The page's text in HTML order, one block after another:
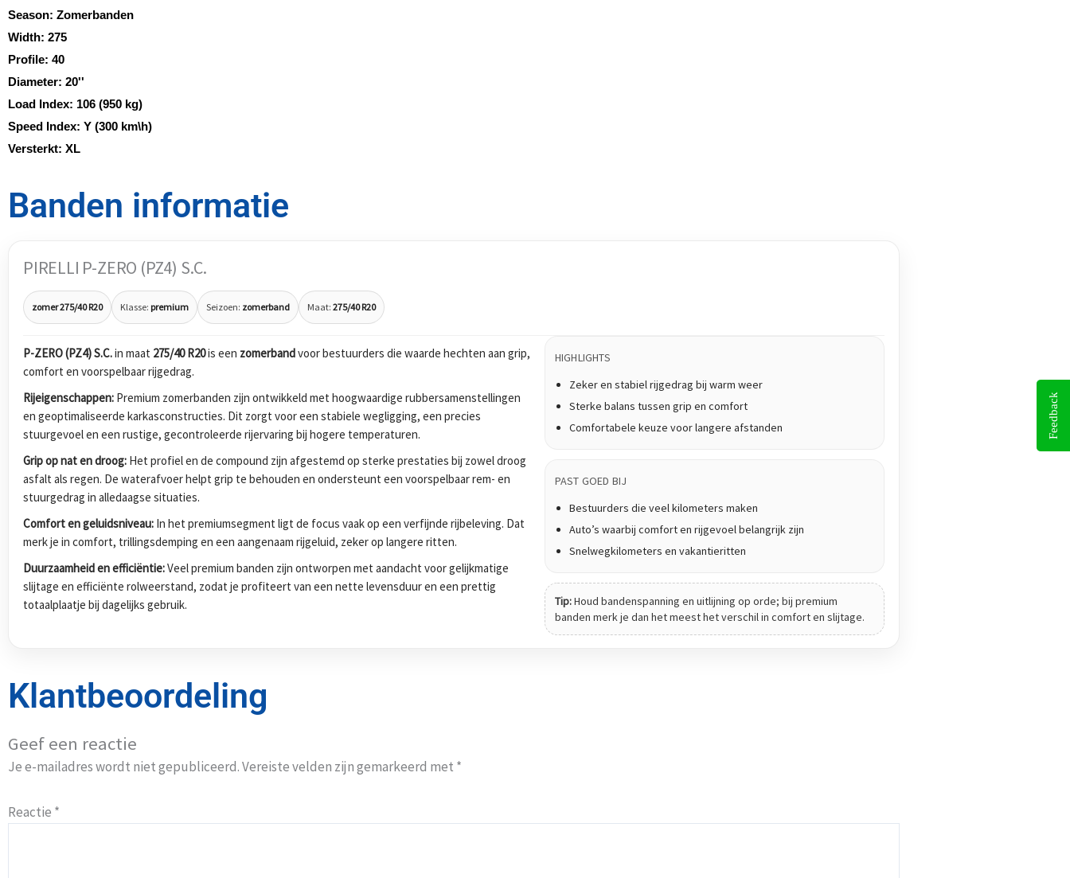
Season: Zomerbanden
Width: 275
Profile: 40
Diameter: 20''
Load Index: 106 (950 kg)
Speed Index: Y (300 km\h)
Versterkt: XL
Banden informatie
PIRELLI P-ZERO (PZ4) S.C.
zomer 275/40 R20 Klasse: premium Seizoen: zomerband Maat: 275/40 R20
P-ZERO (PZ4) S.C.in maat 275/40 R20is een zomerbandvoor bestuurders die waarde hechten aan grip,
comfort en voorspelbaar rijgedrag.
Rijeigenschappen: Premium zomerbanden zijn ontwikkeld met hoogwaardige rubbersamenstellingen
en geoptimaliseerde karkasconstructies. Dit zorgt voor een stabiele wegligging, een precies
stuurgevoel en een rustige, gecontroleerde rijervaring bij hogere temperaturen.
Grip op nat en droog: Het profiel en de compound zijn afgestemd op sterke prestaties bij zowel droog
asfalt als regen. De waterafvoer helpt grip te behouden en ondersteunt een voorspelbaar rem- en
stuurgedrag in alledaagse situaties.
Comfort en geluidsniveau: In het premiumsegment ligt de focus vaak op een verfijnde rijbeleving. Dat
merk je in comfort, trillingsdemping en een aangenaam rijgeluid, zeker op langere ritten.
Duurzaamheid en efficiëntie:Veel premium banden zijn ontworpen met aandacht voor gelijkmatige
slijtage en efficiënte rolweerstand, zodat je profiteert van een nette levensduur en een prettig
totaalplaatje bij dagelijks gebruik.
HIGHLIGHTS
Zeker en stabiel rijgedrag bij warm weer
Sterke balans tussen grip en comfort
Comfortabele keuze voor langere afstanden
PAST GOED BIJ
Bestuurders die veel kilometers maken
Auto’s waarbij comfort en rijgevoel belangrijk zijn
Snelwegkilometers en vakantieritten
Tip:Houd bandenspanning en uitlijning op orde; bij premium
banden merk je dan het meest het verschil in comfort en slijtage.
Klantbeoordeling
Geef een reactie
Je e-mailadres wordt niet gepubliceerd.Vereiste velden zijn gemarkeerd met *
Reactie *
Feedback